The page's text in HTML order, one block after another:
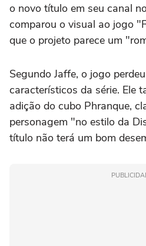
o novo título em seu canal
comparou o visual ao jogo
que o projeto parece um
Segundo Jaffe, o jogo
característicos da série. Ele
adição do cubo Phranque,
personagem "no estilo da
título não terá um bom